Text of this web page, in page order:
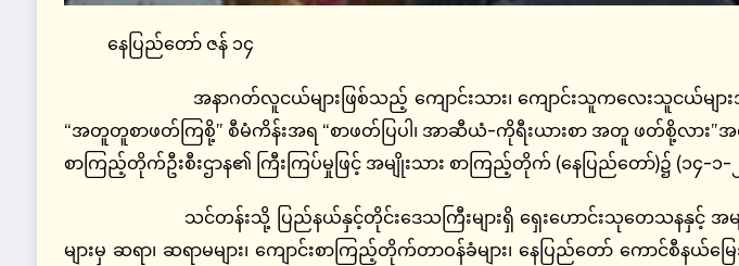
နေပြည်တော် ဇန် ၁၄
အနာဂတ်လူငယ်များဖြစ်သည့် ကျောင်းသား၊ ကျောင်းသူကလေးသူငယ်များအ
“အတူတူစာဖတ်ကြစို့” စီမံကိန်းအရ “စာဖတ်ပြပါ၊ အာဆီယံ-ကိုရီးယားစာ အတူ ဖတ်စို့လာ
စာကြည့်တိုက်ဦးစီးဌာန၏ ကြီးကြပ်မှုဖြင့် အမျိုးသား စာကြည့်တိုက် (နေပြည်တော်)၌ (၁၄-
သင်တန်းသို့ ပြည်နယ်နှင့်တိုင်းဒေသကြီးများရှိ ရှေးဟောင်းသုတေသနနှင့် အမျိုးသား
များမှ ဆရာ၊ ဆရာမများ၊ ကျောင်းစာကြည့်တိုက်တာဝန်ခံများ၊ နေပြည်တော် ကောင်စီန